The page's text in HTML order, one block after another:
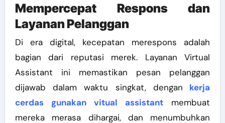
Mempercepat Respons dan
Layanan Pelanggan
Di era digital, kecepatan merespons adalah
bagian dari reputasi merek. Layanan Virtual
Assistant ini memastikan pesan pelanggan
dijawab dalam waktu singkat, dengan kerja
cerdas gunakan vitual assistant membuat
mereka merasa dihargai, dan menumbuhkan